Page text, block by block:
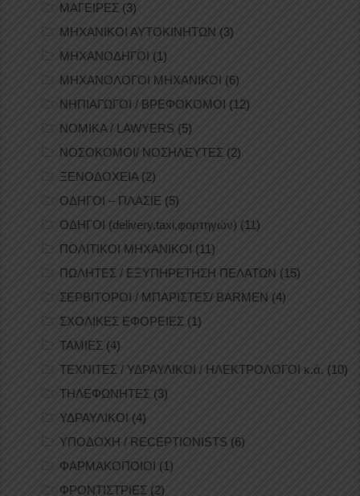
ΜΑΓΕΙΡΕΣ (3)
ΜΗΧΑΝΙΚΟΙ ΑΥΤΟΚΙΝΗΤΩΝ (3)
ΜΗΧΑΝΟΔΗΓΟΙ (1)
ΜΗΧΑΝΟΛΟΓΟΙ ΜΗΧΑΝΙΚΟΙ (6)
ΝΗΠΙΑΓΩΓΟΙ / ΒΡΕΦΟΚΟΜΟΙ (12)
ΝΟΜΙΚΑ / LAWYERS (5)
ΝΟΣΟΚΟΜΟΙ/ ΝΟΣΗΛΕΥΤΕΣ (2)
ΞΕΝΟΔΟΧΕΙΑ(2)
ΟΔΗΓΟΙ – ΠΛΑΣΙΕ (5)
ΟΔΗΓΟΙ (delivery,taxi,φορτηγών) (11)
ΠΟΛΙΤΙΚΟΙ ΜΗΧΑΝΙΚΟΙ (11)
ΠΩΛΗΤΕΣ / ΕΞΥΠΗΡΕΤΗΣΗ ΠΕΛΑΤΩΝ (15)
ΣΕΡΒΙΤΟΡΟΙ / ΜΠΑΡΙΣΤΕΣ/ BARMEN (4)
ΣΧΟΛΙΚΕΣ ΕΦΟΡΕΙΕΣ (1)
ΤΑΜΙΕΣ (4)
ΤΕΧΝΙΤΕΣ / ΥΔΡΑΥΛΙΚΟΙ / ΗΛΕΚΤΡΟΛΟΓΟΙ κ.ά. (10)
ΤΗΛΕΦΩΝΗΤΕΣ (3)
ΥΔΡΑΥΛΙΚΟΙ (4)
ΥΠΟΔΟΧΗ / RECEPTIONISTS (6)
ΦΑΡΜΑΚΟΠΟΙΟΙ (1)
ΦΡΟΝΤΙΣΤΡΙΕΣ (2)